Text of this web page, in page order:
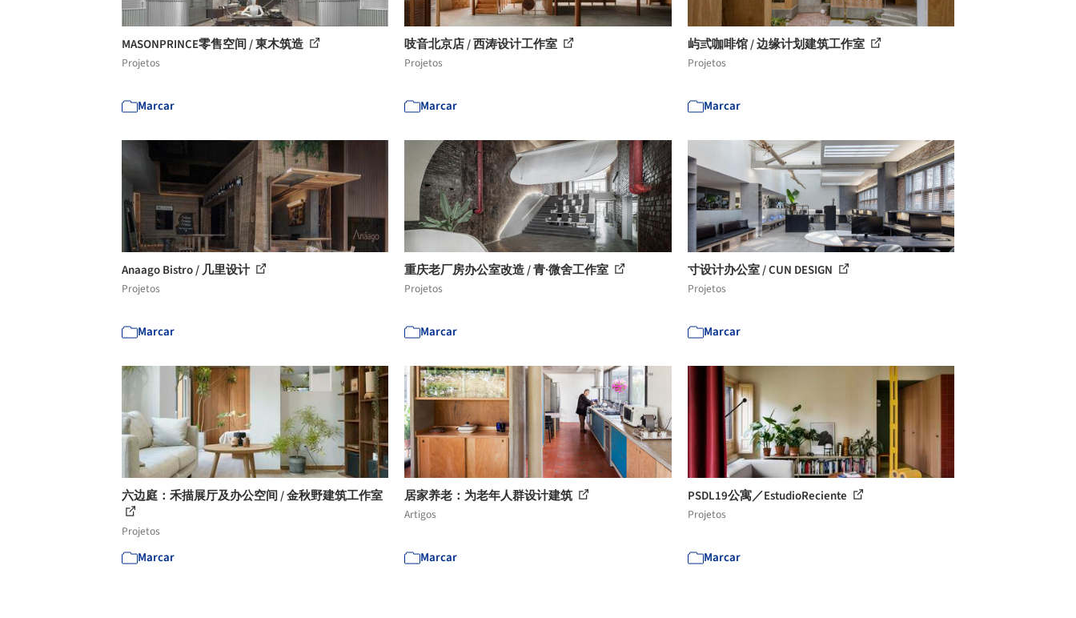
MASONPRINCE零售空间 / 東木筑造
Projetos
Marcar
吱音北京店 / 西涛设计工作室
Projetos
Marcar
屿弎咖啡馆 / 边缘计划建筑工作室
Projetos
Marcar
Anaago Bistro / 几里设计
Projetos
Marcar
重庆老厂房办公室改造 / 青·微舍工作室
Projetos
Marcar
寸设计办公室 / CUN DESIGN
Projetos
Marcar
六边庭：禾描展厅及办公空间 / 金秋野建筑工作室
Projetos
Marcar
居家养老：为老年人群设计建筑
Artigos
Marcar
PSDL19公寓／EstudioReciente
Projetos
Marcar